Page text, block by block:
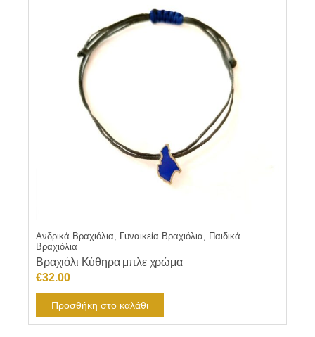
Ανδρικά Βραχιόλια, Γυναικεία Βραχιόλια, Παιδικά
Βραχιόλια
Βραχιόλι Κύθηρα μπλε χρώμα
€32.00
Προσθήκη στο καλάθι